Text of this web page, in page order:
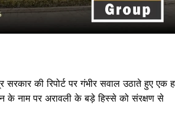
की रिपोर्ट पर गंभीर सवाल उठाते हुए एक
के नाम पर अरावली के बड़े हिस्से को संरक्षण से